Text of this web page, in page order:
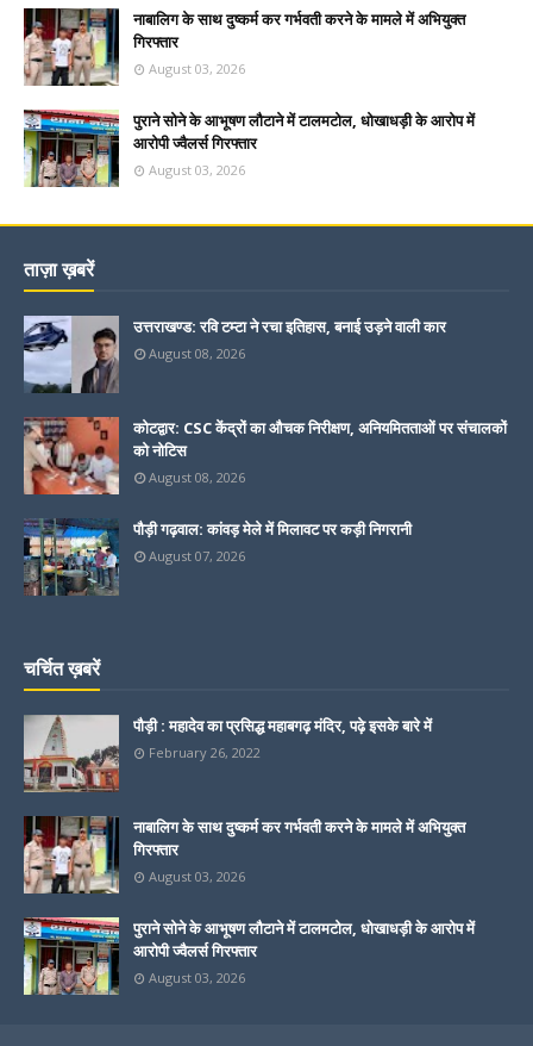
नाबालिग के साथ दुष्कर्म कर गर्भवती करने के मामले में अभियुक्त
गिरफ्तार
August 03, 2026
पुराने सोने के आभूषण लौटाने में टालमटोल, धोखाधड़ी के आरोप में
आरोपी ज्वैलर्स गिरफ्तार
August 03, 2026
ताज़ा ख़बरें
उत्तराखण्ड: रवि टम्टा ने रचा इतिहास, बनाई उड़ने वाली कार
August 08, 2026
कोटद्वार: CSC केंद्रों का औचक निरीक्षण, अनियमितताओं पर संचालकों
को नोटिस
August 08, 2026
पौड़ी गढ़वाल: कांवड़ मेले में मिलावट पर कड़ी निगरानी
August 07, 2026
चर्चित ख़बरें
पौड़ी : महादेव का प्रसिद्ध महाबगढ़ मंदिर, पढ़े इसके बारे में
February 26, 2022
नाबालिग के साथ दुष्कर्म कर गर्भवती करने के मामले में अभियुक्त
गिरफ्तार
August 03, 2026
पुराने सोने के आभूषण लौटाने में टालमटोल, धोखाधड़ी के आरोप में
आरोपी ज्वैलर्स गिरफ्तार
August 03, 2026